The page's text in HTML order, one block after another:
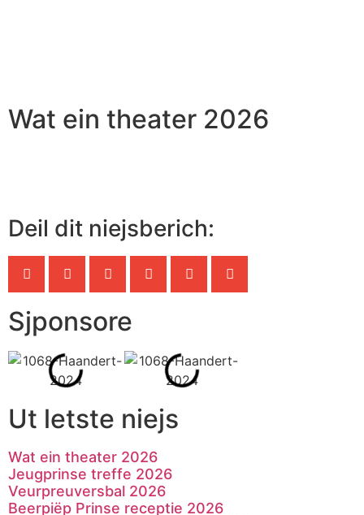
Wat ein theater 2026
Deil dit niejsberich:
Sjponsore
Ut letste niejs
Wat ein theater 2026
Jeugprinse treffe 2026
Veurpreuversbal 2026
Beerpiëp Prinse receptie 2026